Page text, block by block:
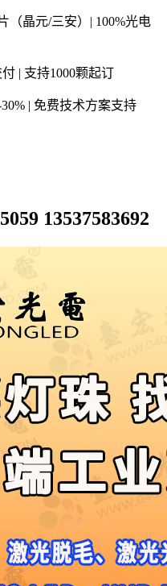
（晶元/三安）| 100%光电
| 支持1000颗起订
| 免费技术方案支持
13537583692